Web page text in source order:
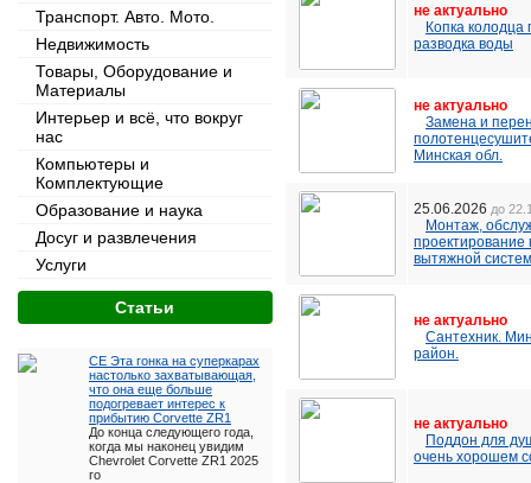
Транспорт. Авто. Мото.
Недвижимость
Товары, Оборудование и
Материалы
Интерьер и всё, что вокруг
нас
Компьютеры и
Комплектующие
Образование и наука
Досуг и развлечения
Услуги
Cтатьи
CE Эта гонка на суперкарах
настолько захватывающая,
что она еще больше
подогревает интерес к
прибытию Corvette ZR1
До конца следующего года,
когда мы наконец увидим
Chevrolet Corvette ZR1 2025
го
не актуально
Копка
разводка воды
не актуально
Замена и
Минская обл.
25.06.2026 до
Монтаж,
проектирование
вытяжной
не актуально
Сантехник.
район.
не актуально
Поддон для
очень хорошем